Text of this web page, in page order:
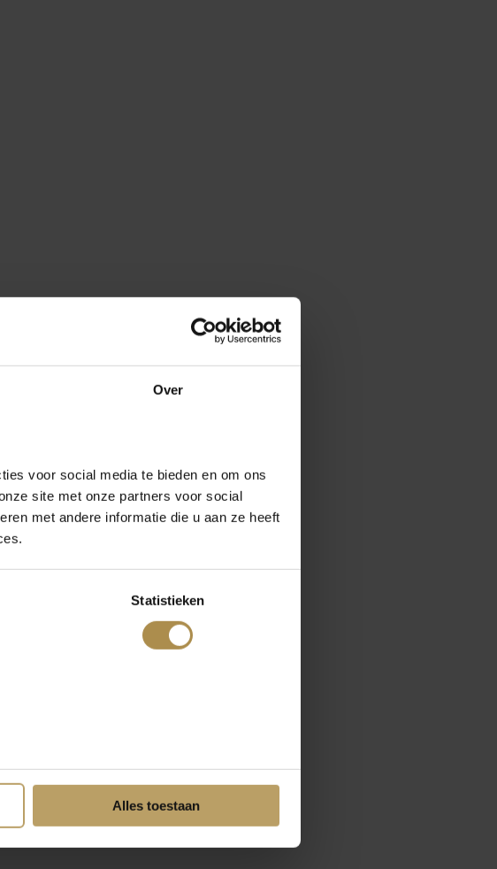
Over
voor social media te bieden en om ons
site met onze partners voor social
met andere informatie die u aan ze heeft
Statistieken
Alles toestaan